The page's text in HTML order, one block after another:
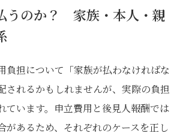
うのか？ 家族・本人・親
負担について「家族が払わなければな
されるかもしれませんが、実際の負担
ています。申立費用と後見人報酬では
があるため、それぞれのケースを正し